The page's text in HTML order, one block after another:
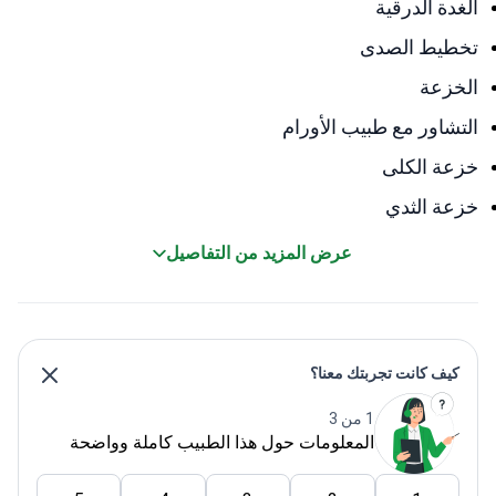
الغدة الدرقية
تخطيط الصدى
الخزعة
التشاور مع طبيب الأورام
خزعة الكلى
خزعة الثدي
عرض المزيد من التفاصيل
كيف كانت تجربتك معنا؟
1 من 3
المعلومات حول هذا الطبيب كاملة وواضحة